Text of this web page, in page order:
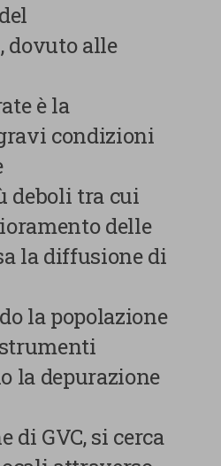
sulla privacy
per permettere la
consenso dell’utente, cookie
parti, che sono finalizzati a
degli utenti, a partire dalle
È possibile configurare o rifiutare
Inoltre, gli utenti possono
tutti i cookie”. Per ulteriori
policy.
dovuto alle
è la
condizioni
deboli tra cui
delle
la diffusione di
la popolazione
la depurazione
di GVC, si cerca